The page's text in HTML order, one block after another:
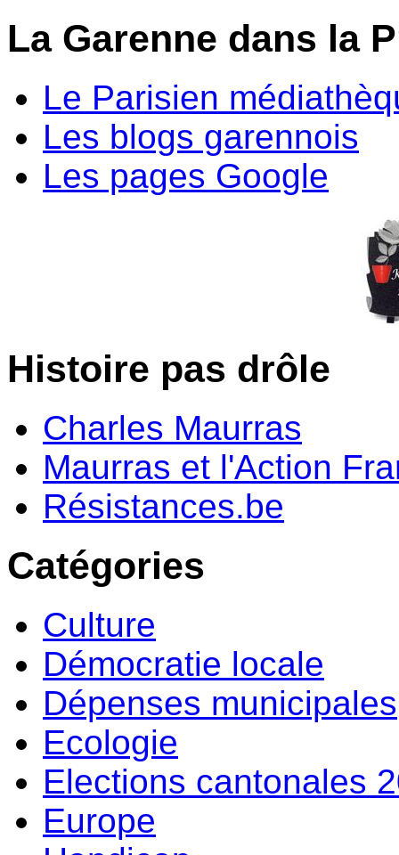
La Garenne dans la
Le Parisien
Les blogs garennois
Les pages Google
Histoire pas drôle
Charles Maurras
Maurras et l'Action
Résistances.be
Catégories
Culture
Démocratie locale
Dépenses municipales
Ecologie
Elections cantonales
Europe